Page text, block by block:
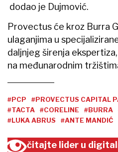
dodao je Dujmović.
Provectus će kroz Burra
ulaganjima u
daljnjeg širenja
na međunarodnim
#PCP #PROVECTUS CAPITAL
#TACTA
#CORELINE #BURRA
#LUKA ABRUS
#ANTE MANDIĆ
čitajte lider u